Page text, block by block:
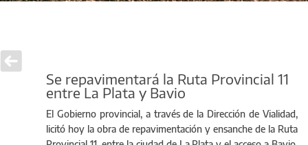
Se repavimentará la Ruta Provincial 11
entre La Plata y Bavio
El Gobierno provincial, a través de la Dirección de Vialidad,
licitó hoy la obra de repavimentación y ensanche de la Ruta